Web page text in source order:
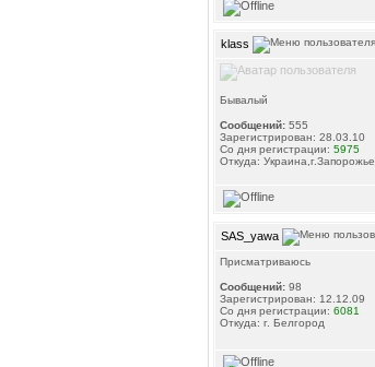
klass
Бывалый
Сообщений: 555
Зарегистрирован: 28.03.10
Со дня регистрации: 5975
Откуда: Украина,г.Запорожье
SAS_yawa
Присматриваюсь
Сообщений: 98
Зарегистрирован: 12.12.09
Со дня регистрации: 6081
Откуда: г. Белгород